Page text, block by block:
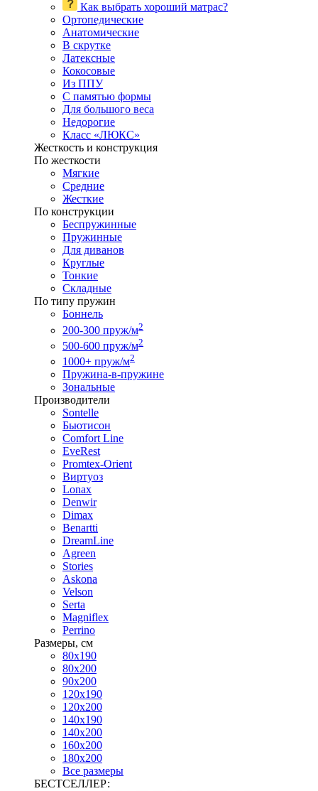
Как выбрать хороший матрас?
Ортопедические
Анатомические
В скрутке
Латексные
Кокосовые
Из ППУ
С памятью формы
Для большого веса
Недорогие
Класс «ЛЮКС»
Жесткость и конструкция
По жесткости
Мягкие
Средние
Жесткие
По конструкции
Беспружинные
Пружинные
Для диванов
Круглые
Тонкие
Складные
По типу пружин
Боннель
200-300 пруж/м2
500-600 пруж/м2
1000+ пруж/м2
Пружина-в-пружине
Зональные
Производители
Sontelle
Бьютисон
Comfort Line
EveRest
Promtex-Orient
Виртуоз
Lonax
Denwir
Dimax
Benartti
DreamLine
Agreen
Stories
Askona
Velson
Serta
Magniflex
Perrino
Размеры, см
80х190
80х200
90х200
120х190
120х200
140х190
140х200
160х200
180х200
Все размеры
БЕСТСЕЛЛЕР: